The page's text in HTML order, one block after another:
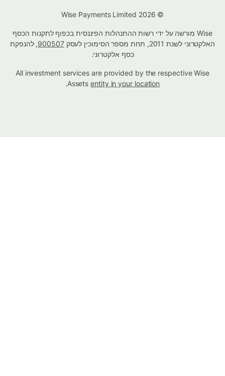
Wise מורשה על ידי רשות ההתנהלות הפיננסית בכפוף לתקנות הכסף
האלקטרוני לשנת 2011, תחת מספר הסימוכין לעסק
900507, להנפקת
כסף אלקטרוני.
All investment services are provided by the respective Wise
Assetsentity in your location
.